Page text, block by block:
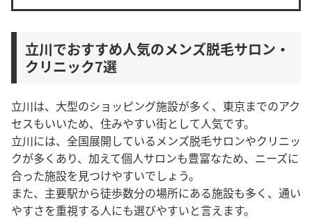
立川でおすすめ人気のメンズ脱毛サロン・
クリニック7選
立川は、大型のショッピング施設が多く、東京までのアク
セスもいいため、住みやすい街として人気です。
立川には、全国展開しているメンズ脱毛サロンやクリニッ
クが多くあり、加えて個人サロンも豊富なため、ニーズに
合った施設を見つけやすいでしょう。
また、主要駅から徒歩数分の場所にある施設も多く、通い
やすさを重視する人にも選びやすいと言えます。